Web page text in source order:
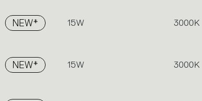
NEW* 15W 3000K
NEW* 15W 3000K